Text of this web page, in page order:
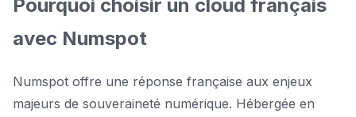
Pourquoi choisir un cloud français
avec Numspot
Numspot offre une réponse française aux enjeux
majeurs de souveraineté numérique. Hébergée en